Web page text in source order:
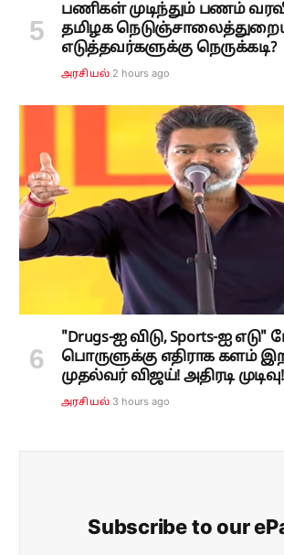
பணிகள் முடிந்தும் பணம்
தமிழக
எடுத்தவர்களுக்கு நெருக்கடி?
அரசியல் 2 hours ago
"Drugs-ஐ விடு, Sports-ஐ
பொருளுக்கு எதிராக களம்
முதல்வர் விஜய்! அதிரடி முடிவு!
அரசியல் 3 hours ago
Subscribe to our